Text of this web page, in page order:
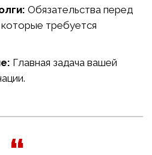
Обязательства перед
требуется
Главная задача вашей